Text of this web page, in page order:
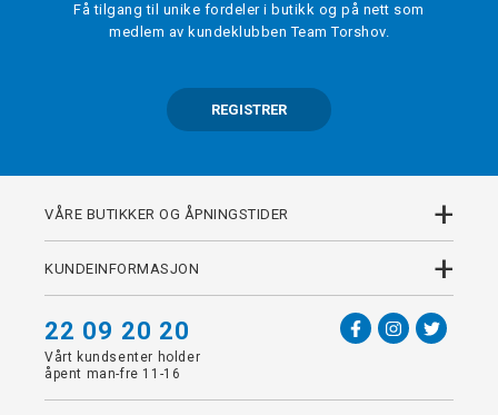
Få tilgang til unike fordeler i butikk og på nett som
medlem av kundeklubben Team Torshov.
REGISTRER
VÅRE BUTIKKER OG ÅPNINGSTIDER +
KUNDEINFORMASJON +
22 09 20 20
Vårt kundsenter holder
åpent man-fre 11-16